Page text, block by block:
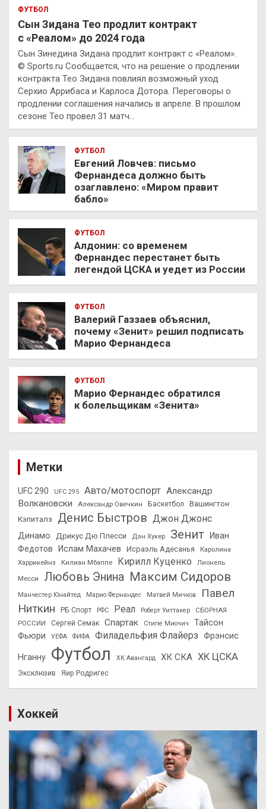
ФУТБОЛ
Сын Зидана Тео продлит контракт
с «Реалом» до 2024 года
Сын Зинедина Зидана продлит контракт с «Реалом».
© Sports.ru Сообщается, что на решение о продлении
контракта Тео Зидана повлиял возможный уход
Серхио Аррибаса и Карлоса Дотора. Переговоры о
продлении соглашения начались в апреле. В прошлом
сезоне Тео провел 31 матч…
ФУТБОЛ
Евгений Ловчев: письмо
Фернандеса должно быть
озаглавлено: «Миром правит
бабло»
ФУТБОЛ
Алдонин: со временем
Фернандес перестанет быть
легендой ЦСКА и уедет из России
ФУТБОЛ
Валерий Газзаев объяснил,
почему «Зенит» решил подписать
Марио Фернандеса
ФУТБОЛ
Марио Фернандес обратился
к болельщикам «Зенита»
Метки
UFC 290 UFC 295 Авто/мотоспорт Александр
Волкановски
Александр Овечкин Баскетбол
Вашингтон
Кэпиталз
Денис Быстров Джон Джонс
Динамо Дрикус Дю Плесси Дэн Хукер Зенит
Иван
Федотов
Ислам Махачев Исраэль Адесанья
Каролина
Харрикейнз
Килиан Мбаппе Кирилл Куценко
Лионель
Месси
Любовь Энина Максим Сидоров
Манчестер Юнайтед Марио Фернандес Матвей Мичков
Павел
Ниткин
РБ Спорт РФС Реал Роберт Уиттакер
СБОРНАЯ
РОССИИ
Сергей Семак Спартак Стипе Миочич
Тайсон
Фьюри
УЕФА ФИФА Филадельфия Флайерз Фрэнсис
Нганну Футбол ХК Авангард ХК СКА ХК ЦСКА
Эксклюзив Яир Родригес
Хоккей